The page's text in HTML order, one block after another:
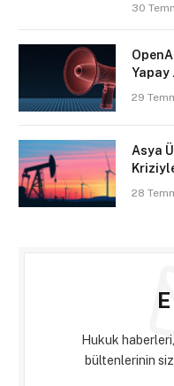
30
Yapay
29
Asya
28
Hukuk
bültenlerinin